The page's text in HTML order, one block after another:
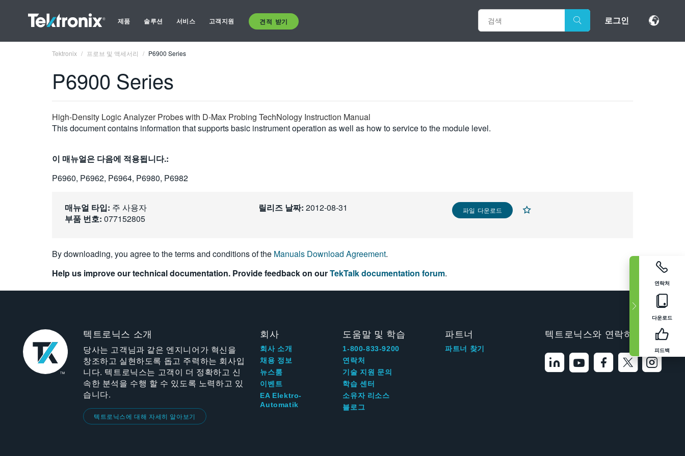
제품 솔루션 서비스 고객지원 견적 받기 로그인
연락처
다운로드
피드백
Tektronix 프로브 및 액세서리 P6900 Series
P6900 Series
High-Density Logic Analyzer Probes with D-Max Probing TechNology Instruction Manual
This document contains information that supports basic instrument operation as well as how to service to the module level.
이 매뉴얼은 다음에 적용됩니다.:
P6960, P6962, P6964, P6980, P6982
매뉴얼 타입: 주 사용자
부품 번호: 077152805
릴리즈 날짜: 2012-08-31 파일 다운로드
By downloading, you agree to the terms and conditions of the Manuals Download Agreement.
Help us improve our technical documentation. Provide feedback on ourTekTalk documentation forum.
텍트로닉스 소개
당사는 고객님과 같은 엔지니어가 혁신을
창조하고 실현하도록 돕고 주력하는 회사입
니다. 텍트로닉스는 고객이 더 정확하고 신
속한 분석을 수행 할 수 있도록 노력하고 있
습니다.
텍트로닉스에 대해 자세히 알아보기
회사
회사 소개
채용 정보
뉴스룸
이벤트
EA Elektro-
Automatik
도움말 및 학습
1-800-833-9200
연락처
기술 지원 문의
학습 센터
소유자 리소스
블로그
파트너
파트너 찾기
텍트로닉스와 연락하기